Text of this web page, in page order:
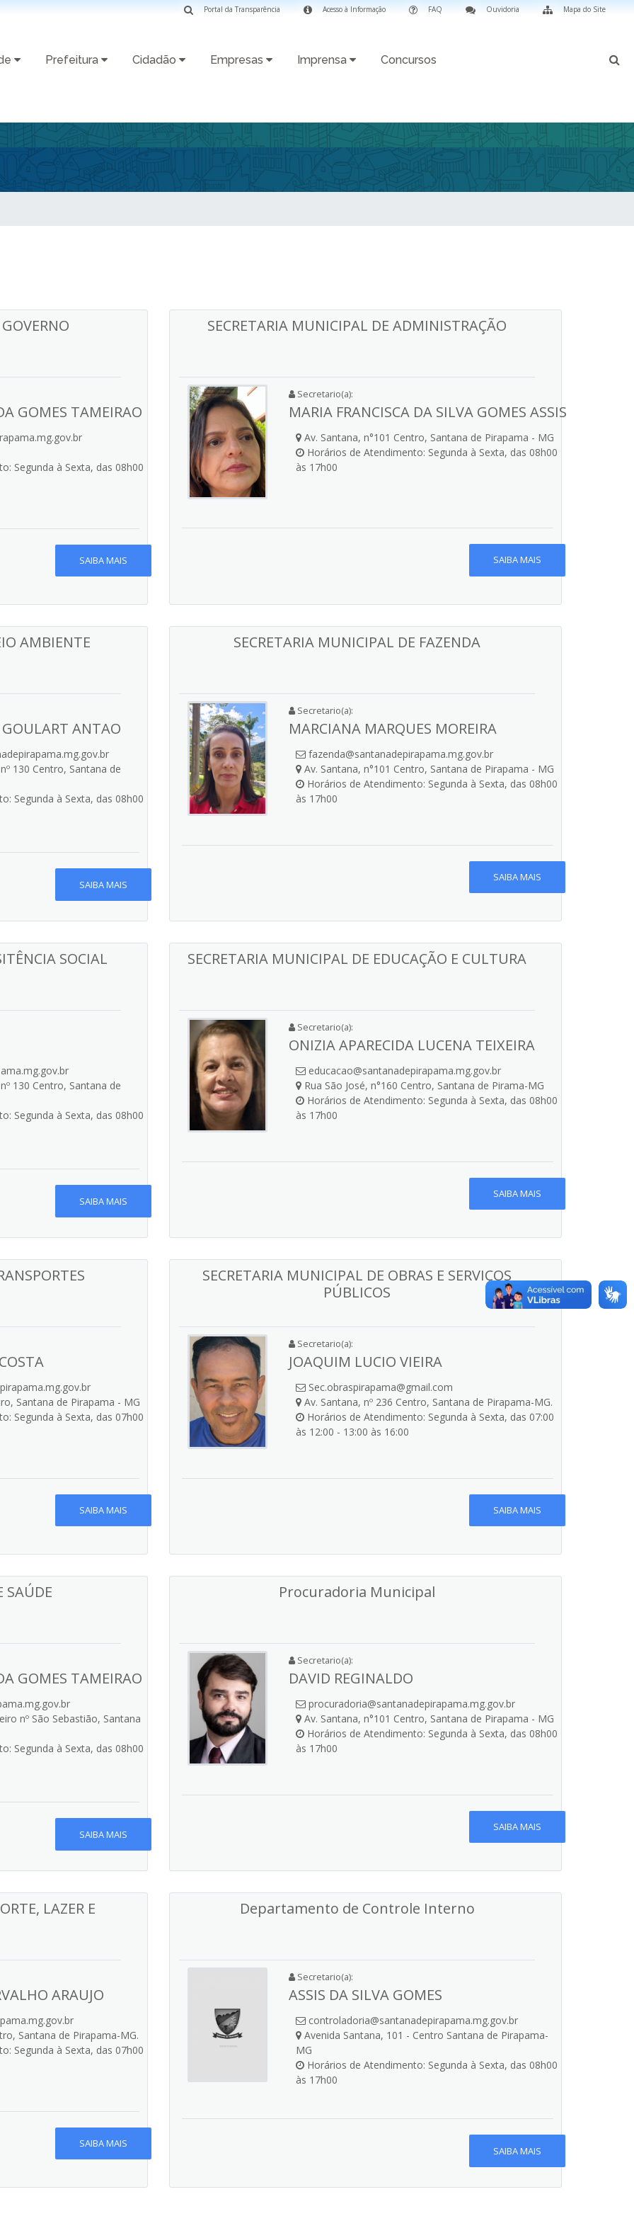
Mapa do Site
Ouvidoria
FAQ
Acesso à Informação
Portal da Transparência
Prefeitura Cidadão Empresas Imprensa Concursos
GOMES TAMEIRAO
Segunda à Sexta, das 08h00
SAIBA MAIS
SECRETARIA MUNICIPAL DE ADMINISTRAÇÃO
Secretario(a):
MARIA FRANCISCA DA SILVA GOMES ASSIS
Av. Santana, n°101 Centro, Santana de Pirapama - MG
Horários de Atendimento: Segunda à Sexta, das 08h00
às 17h00
SAIBA MAIS
AMBIENTE
ANTAO
130 Centro, Santana de
Segunda à Sexta, das 08h00
SAIBA MAIS
SECRETARIA MUNICIPAL DE FAZENDA
Secretario(a):
MARCIANA MARQUES MOREIRA
fazenda@santanadepirapama.mg.gov.br
Av. Santana, n°101 Centro, Santana de Pirapama - MG
Horários de Atendimento: Segunda à Sexta, das 08h00
às 17h00
SAIBA MAIS
SOCIAL
130 Centro, Santana de
Segunda à Sexta, das 08h00
SAIBA MAIS
SECRETARIA MUNICIPAL DE EDUCAÇÃO E CULTURA
Secretario(a):
ONIZIA APARECIDA LUCENA TEIXEIRA
educacao@santanadepirapama.mg.gov.br
Rua São José, n°160 Centro, Santana de Pirama-MG
Horários de Atendimento: Segunda à Sexta, das 08h00
às 17h00
SAIBA MAIS
Santana de Pirapama - MG
Segunda à Sexta, das 07h00
SAIBA MAIS
SECRETARIA MUNICIPAL DE OBRAS E SERVIÇOS
PÚBLICOS
Secretario(a):
JOAQUIM LUCIO VIEIRA
Sec.obraspirapama@gmail.com
Av. Santana, nº 236 Centro, Santana de Pirapama-MG.
Horários de Atendimento: Segunda à Sexta, das 07:00
às 12:00 - 13:00 às 16:00
SAIBA MAIS
SAÚDE
GOMES TAMEIRAO
nº São Sebastião, Santana
Segunda à Sexta, das 08h00
SAIBA MAIS
Procuradoria Municipal
Secretario(a):
DAVID REGINALDO
procuradoria@santanadepirapama.mg.gov.br
Av. Santana, n°101 Centro, Santana de Pirapama - MG
Horários de Atendimento: Segunda à Sexta, das 08h00
às 17h00
SAIBA MAIS
LAZER E
ARAUJO
Santana de Pirapama-MG.
Segunda à Sexta, das 07h00
SAIBA MAIS
Departamento de Controle Interno
Secretario(a):
ASSIS DA SILVA GOMES
controladoria@santanadepirapama.mg.gov.br
Avenida Santana, 101 - Centro Santana de Pirapama-
MG
Horários de Atendimento: Segunda à Sexta, das 08h00
às 17h00
SAIBA MAIS